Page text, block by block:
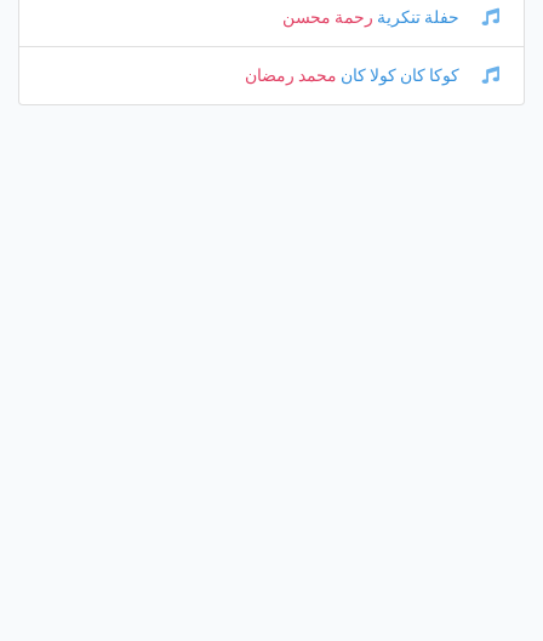
حفلة تنكرية رحمة محسن
كوكا كان كولا كان محمد رمضان